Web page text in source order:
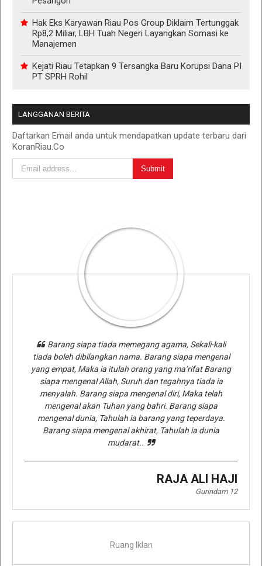
Hak Eks Karyawan Riau Pos Group Diklaim Tertunggak
Rp8,2 Miliar, LBH Tuah Negeri Layangkan Somasi ke
Manajemen
Kejati Riau Tetapkan 9 Tersangka Baru Korupsi Dana PI
PT SPRH Rohil
LANGGANAN BERITA
Daftarkan Email anda untuk mendapatkan update terbaru dari
KoranRiau.Co
Barang siapa tiada memegang agama, Sekali-kali
tiada boleh dibilangkan nama. Barang siapa mengenal
yang empat, Maka ia itulah orang yang ma’rifat Barang
siapa mengenal Allah, Suruh dan tegahnya tiada ia
menyalah. Barang siapa mengenal diri, Maka telah
mengenal akan Tuhan yang bahri. Barang siapa
mengenal dunia, Tahulah ia barang yang teperdaya.
Barang siapa mengenal akhirat, Tahulah ia dunia
mudarat..
RAJA ALI HAJI
Gurindam 12
Ruang Iklan